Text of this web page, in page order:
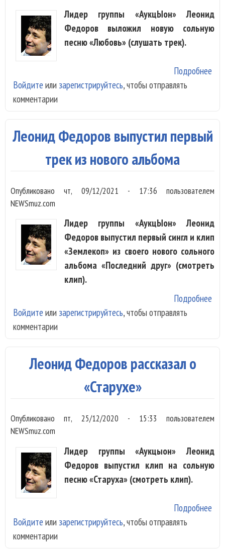
Лидер группы «АукцЫон» Леонид
Федоров выложил новую сольную
песню «Любовь» (слушать трек).
Подробнее
Войдите или зарегистрируйтесь, чтобы отправлять
комментарии
Леонид Федоров выпустил первый
трек из нового альбома
Опубликованочт, 09/12/2021 - 17:36 пользователем
NEWSmuz.com
Лидер группы «АукцЫон» Леонид
Федоров выпустил первый сингл и клип
«Землекоп» из своего нового сольного
альбома «Последний друг» (смотреть
клип).
Подробнее
Войдите или зарегистрируйтесь, чтобы отправлять
комментарии
Леонид Федоров рассказал о
«Старухе»
Опубликованопт, 25/12/2020 - 15:33 пользователем
NEWSmuz.com
Лидер группы «Аукцыон» Леонид
Федоров выпустил клип на сольную
песню «Старуха» (смотреть клип).
Подробнее
Войдите или зарегистрируйтесь, чтобы отправлять
комментарии